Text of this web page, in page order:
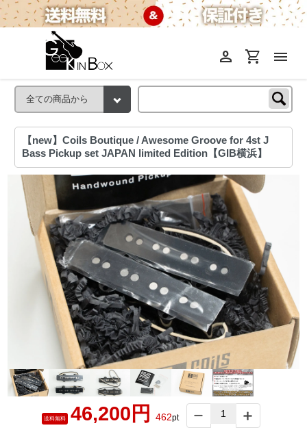
menu
shopping_cart
person
【new】Coils Boutique / Awesome Groove for 4st J
Bass Pickup set JAPAN limited Edition【GIB横浜】
送料無料 46,200円 462pt